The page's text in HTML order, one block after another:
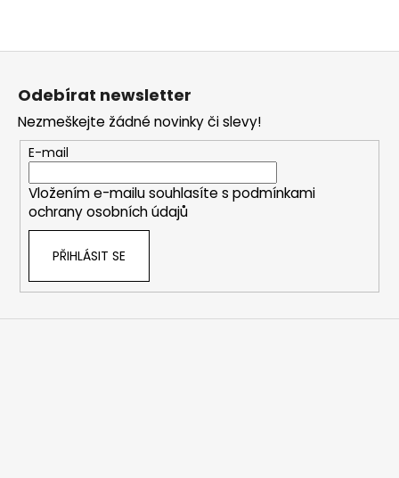
Z
Odebírat newsletter
Nezmeškejte žádné novinky či slevy!
E-mail
Vložením e-mailu souhlasíte s podmínkami
ochrany osobních údajů
PŘIHLÁSIT SE